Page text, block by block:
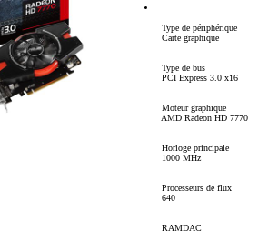
Type de périphérique
Carte graphique
Type de bus
PCI Express 3.0 x16
Moteur graphique
AMD Radeon HD 7770
Horloge principale
1000 MHz
Processeurs de flux
640
RAMDAC